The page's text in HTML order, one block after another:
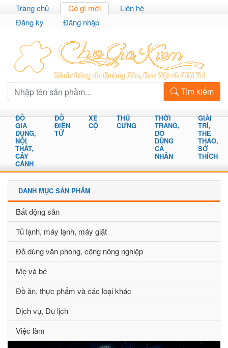
Trang chủ Có gì mới
Liên hệ
Đăng ký
Đăng nhập
Tìm kiếm
ĐỒ
GIA
DỤNG,
NỘI
THẤT,
CÂY
CẢNH
ĐỒ
ĐIỆN
TỬ
XE
CỘ
THÚ
CƯNG
THỜI
TRANG,
ĐỒ
DÙNG
CÁ
NHÂN
GIẢI
TRÍ,
THỂ
THAO,
SỞ
THÍCH
DANH MỤC SẢN PHẨM
Bất động sản
Tủ lạnh, máy lạnh, máy giặt
Đồ dùng văn phòng, công nông nghiệp
Mẹ và bé
Đồ ăn, thực phẩm và các loại khác
Dịch vụ, Du lịch
Việc làm